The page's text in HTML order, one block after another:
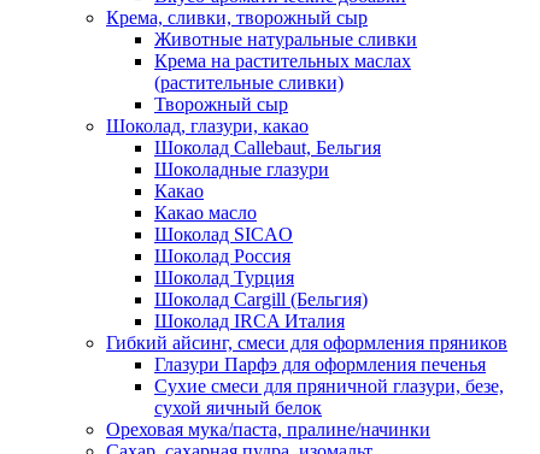
Крема, сливки, творожный сыр
Животные натуральные сливки
Крема на растительных маслах
(растительные сливки)
Творожный сыр
Шоколад, глазури, какао
Шоколад Callebaut, Бельгия
Шоколадные глазури
Какао
Какао масло
Шоколад SICAO
Шоколад Россия
Шоколад Турция
Шоколад Cargill (Бельгия)
Шоколад IRCA Италия
Гибкий айсинг, смеси для оформления пряников
Глазури Парфэ для оформления печенья
Сухие смеси для пряничной глазури, безе,
сухой яичный белок
Ореховая мука/паста, пралине/начинки